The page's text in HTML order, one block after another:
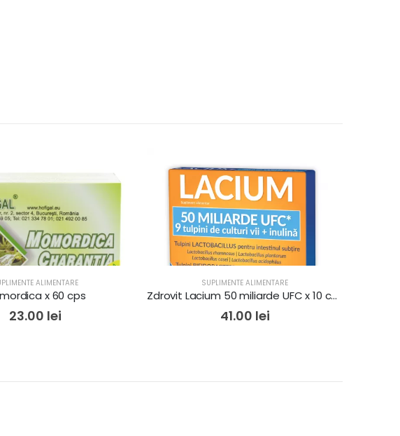
ALIMENTARE
x 60 cps
23.00 lei
SUPLIMENTE ALIMENTARE
Zdrovit Lacium 50 miliarde UFC x 10 cps elib prel
41.00 lei